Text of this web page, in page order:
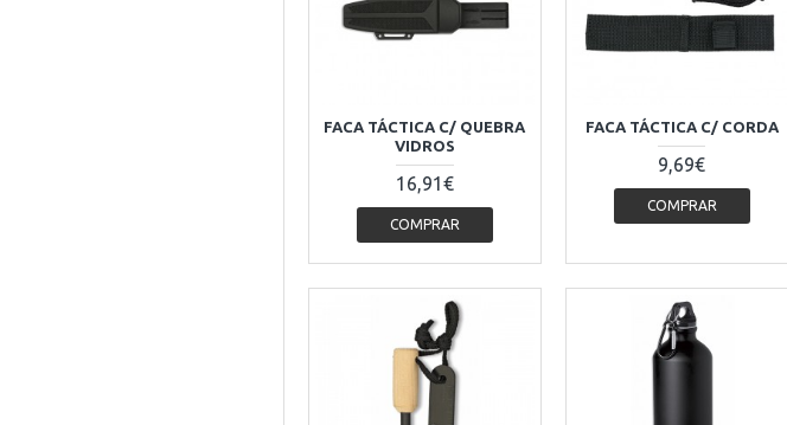
FACA TÁCTICA C/ QUEBRA
VIDROS
16,91€
COMPRAR
FACA TÁCTICA C/ CORDA
9,69€
COMPRAR